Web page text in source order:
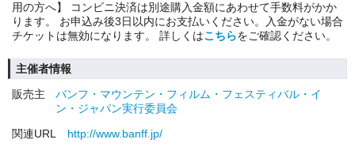
用の方へ】 コンビニ決済は別途購入金額にあわせて手数料がかか
ります。 お申込み後3日以内にお支払いください。入金がない場合
チケットは無効になります。 詳しくはこちらをご確認ください。
主催者情報
販売主
バンフ・マウンテン・フィルム・フェスティバル・イ
ン・ジャパン実行委員会
関連URL
http://www.banff.jp/